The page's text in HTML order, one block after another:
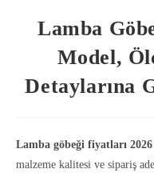
Lamba
Model,
Detaylarına
Lamba göbeği fiyatları 2026
malzeme kalitesi ve sipariş